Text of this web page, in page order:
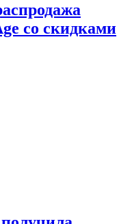
со скидками